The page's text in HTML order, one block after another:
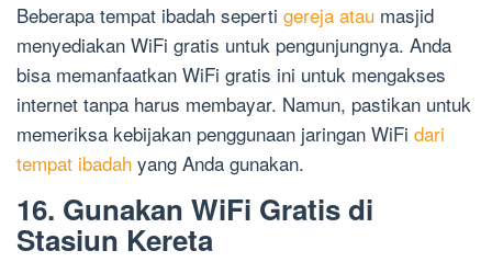
Beberapa tempat ibadah seperti gereja atau masjid
menyediakan WiFi gratis untuk pengunjungnya. Anda
bisa memanfaatkan WiFi gratis ini untuk mengakses
internet tanpa harus membayar. Namun, pastikan untuk
memeriksa kebijakan penggunaan jaringan WiFi dari
tempat ibadah yang Anda gunakan.
16. Gunakan WiFi Gratis di
Stasiun Kereta